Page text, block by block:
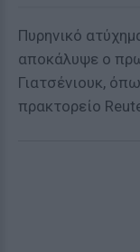
Πυρηνικό
αποκάλυψε ο
Γιατσένιουκ,
πρακτορείο